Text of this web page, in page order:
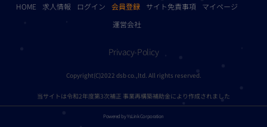
HOME 求人情報 ログイン 会員登録 サイト免責事項
マイページ
運営会社
Privacy-Policy
Copyright(C)2022 dsb co.,ltd. All rights reserved.
当サイトは令和2年度第3次補正 事業再構築補助金により作成されました
Powered by YsLink Corporation